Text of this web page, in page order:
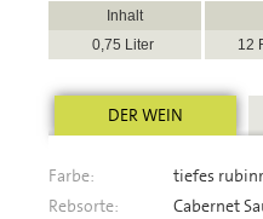
Inhalt
0,75 Liter
12
DER WEIN
Farbe:
tiefes
Rebsorte:
Cabernet